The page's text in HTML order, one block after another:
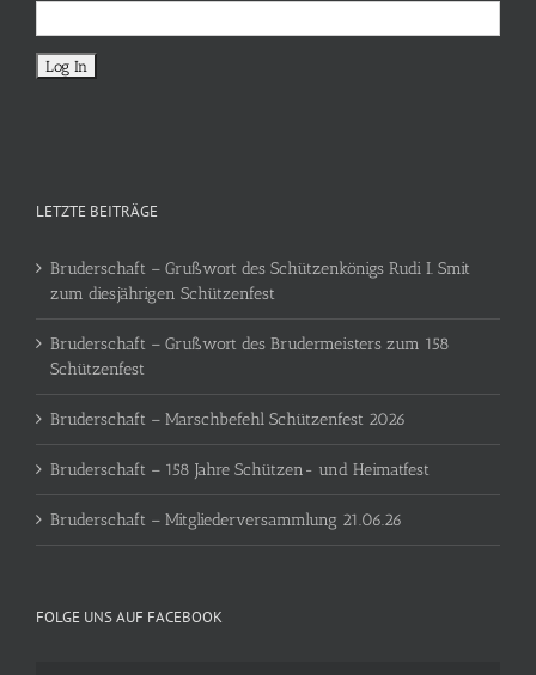
LETZTE BEITRÄGE
Bruderschaft – Grußwort des Schützenkönigs Rudi I. Smit
zum diesjährigen Schützenfest
Bruderschaft – Grußwort des Brudermeisters zum 158
Schützenfest
Bruderschaft – Marschbefehl Schützenfest 2026
Bruderschaft – 158 Jahre Schützen- und Heimatfest
Bruderschaft – Mitgliederversammlung 21.06.26
FOLGE UNS AUF FACEBOOK